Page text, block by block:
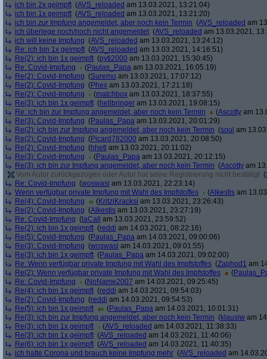
ich bin 2x geimpft (AVS_reloaded am 13.03.2021, 13:21:04)
ich bin 1x geimpft (AVS_reloaded am 13.03.2021, 13:21:20)
ich bin zur Impfung angemeldet, aber noch kein Termin (AVS_reloaded am
ich überlege noch/noch nicht angemeldet (AVS_reloaded am 13.03.2021,
ich will keine Impfung (AVS_reloaded am 13.03.2021, 13:24:12)
Re: ich bin 1x geimpft (AVS_reloaded am 13.03.2021, 14:16:51)
Re(2): ich bin 1x geimpft (pyti2000 am 13.03.2021, 15:30:45)
Re: Covid-Impfung
(Paulas_Papa am 13.03.2021, 16:05:19)
Re(2): Covid-Impfung (Suremo am 13.03.2021, 17:07:12)
Re(2): Covid-Impfung (Phex am 13.03.2021, 17:21:18)
Re(2): Covid-Impfung
(matchbox am 13.03.2021, 18:37:55)
Re(3): ich bin 1x geimpft (hellbringer am 13.03.2021, 19:08:15)
Re: ich bin zur Impfung angemeldet, aber noch kein Termin
(Ascotty am
Re(3): Covid-Impfung (Paulas_Papa am 13.03.2021, 20:01:29)
Re(2): ich bin zur Impfung angemeldet, aber noch kein Termin (soul am
Re(2): Covid-Impfung (Picard782000 am 13.03.2021, 20:08:50)
Re(2): Covid-Impfung (hhetl am 13.03.2021, 20:11:02)
Re(3): Covid-Impfung
(Paulas_Papa am 13.03.2021, 20:12:15)
Re(3): ich bin zur Impfung angemeldet, aber noch kein Termin (Ascotty am
Vom Autor zurückgezogen oder Autor hat seine Registrierung nicht bestätigt (
Re: Covid-Impfung (woswasi am 13.03.2021, 22:23:14)
Wenn verfügbar private Impfung mit Wahl des Impfstoffes
(Alkestis am
Re(4): Covid-Impfung
(KritziKracksi am 13.03.2021, 23:26:43)
Re(2): Covid-Impfung (Alkestis am 13.03.2021, 23:27:19)
Re: Covid-Impfung ( laCall
am 13.03.2021, 23:59:52)
Re(2): ich bin 1x geimpft (reddi am 14.03.2021, 08:22:16)
Re(5): Covid-Impfung (Paulas_Papa am 14.03.2021, 09:00:06)
Re(3): Covid-Impfung (woswasi am 14.03.2021, 09:01:55)
Re(3): ich bin 1x geimpft (Paulas_Papa am 14.03.2021, 09:02:00)
Re: Wenn verfügbar private Impfung mit Wahl des Impfstoffes (Zaphod1 am
Re(2): Wenn verfügbar private Impfung mit Wahl des Impfstoffes
(
Re: Covid-Impfung
(NoName2007 am 14.03.2021, 09:25:45)
Re(4): ich bin 1x geimpft (reddi am 14.03.2021, 09:54:03)
Re(2): Covid-Impfung (reddi am 14.03.2021, 09:54:53)
Re(5): ich bin 1x geimpft
(Paulas_Papa am 14.03.2021, 10:01:31)
Re(3): ich bin zur Impfung angemeldet, aber noch kein Termin (klausiw am
Re(3): ich bin 1x geimpft
(AVS_reloaded am 14.03.2021, 11:38:33)
Re(3): ich bin 1x geimpft (AVS_reloaded am 14.03.2021, 11:40:06)
Re(6): ich bin 1x geimpft (AVS_reloaded am 14.03.2021, 11:40:35)
ich hatte Corona und brauch keine Impfung mehr (AVS_reloaded am